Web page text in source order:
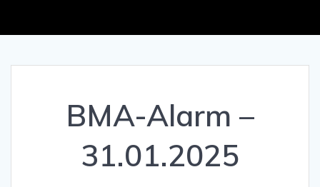
BMA-Alarm –
31.01.2025